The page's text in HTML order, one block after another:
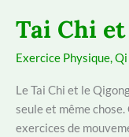
Tai Chi
Exercice Physique,Qi
Le Tai Chi et le
seule et même
exercices de